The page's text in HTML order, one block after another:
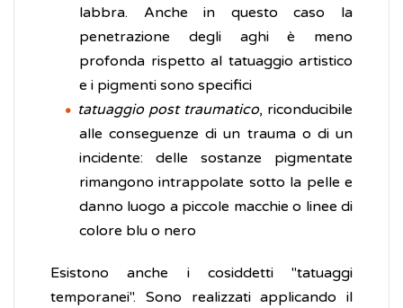
labbra. Anche in questo caso la
penetrazione degli aghi è meno
profonda rispetto al tatuaggio artistico
e i pigmenti sono specifici
tatuaggio post traumatico, riconducibile
alle conseguenze di un trauma o di un
incidente: delle sostanze pigmentate
rimangono intrappolate sotto la pelle e
danno luogo a piccole macchie o linee di
colore blu o nero
Esistono anche i cosiddetti "tatuaggi
temporanei". Sono realizzati applicando il